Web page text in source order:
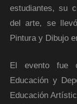
estudiantes, su
del arte, se
Pintura y Dibujo
El evento fue
Educación y
Educación